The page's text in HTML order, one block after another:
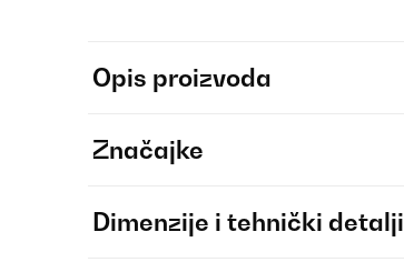
Opis proizvoda
Značajke
Dimenzije i tehnički detalji